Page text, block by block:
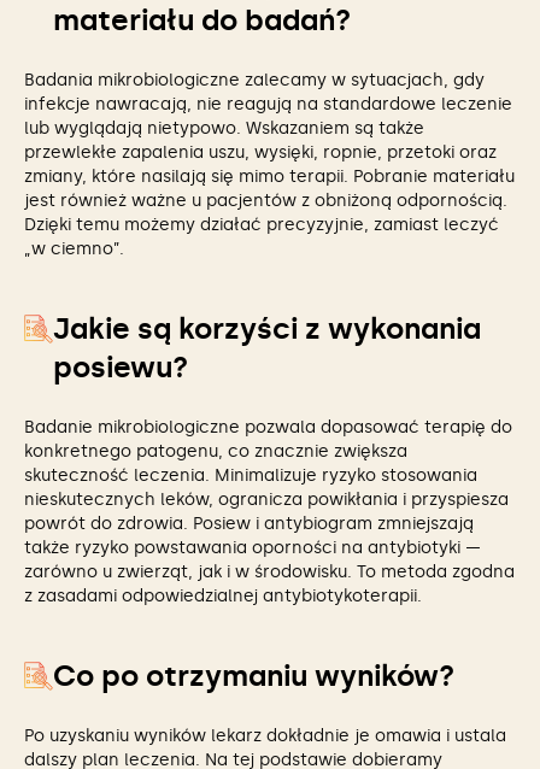
materiału do badań?
Badania mikrobiologiczne zalecamy w sytuacjach, gdy
infekcje nawracają, nie reagują na standardowe leczenie
lub wyglądają nietypowo. Wskazaniem są także
przewlekłe zapalenia uszu, wysięki, ropnie, przetoki oraz
zmiany, które nasilają się mimo terapii. Pobranie materiału
jest również ważne u pacjentów z obniżoną odpornością.
Dzięki temu możemy działać precyzyjnie, zamiast leczyć
„w ciemno”.
Jakie są korzyści z wykonania
posiewu?
Badanie mikrobiologiczne pozwala dopasować terapię do
konkretnego patogenu, co znacznie zwiększa
skuteczność leczenia. Minimalizuje ryzyko stosowania
nieskutecznych leków, ogranicza powikłania i przyspiesza
powrót do zdrowia. Posiew i antybiogram zmniejszają
także ryzyko powstawania oporności na antybiotyki —
zarówno u zwierząt, jak i w środowisku. To metoda zgodna
z zasadami odpowiedzialnej antybiotykoterapii.
Co po otrzymaniu wyników?
Po uzyskaniu wyników lekarz dokładnie je omawia i ustala
dalszy plan leczenia. Na tej podstawie dobieramy